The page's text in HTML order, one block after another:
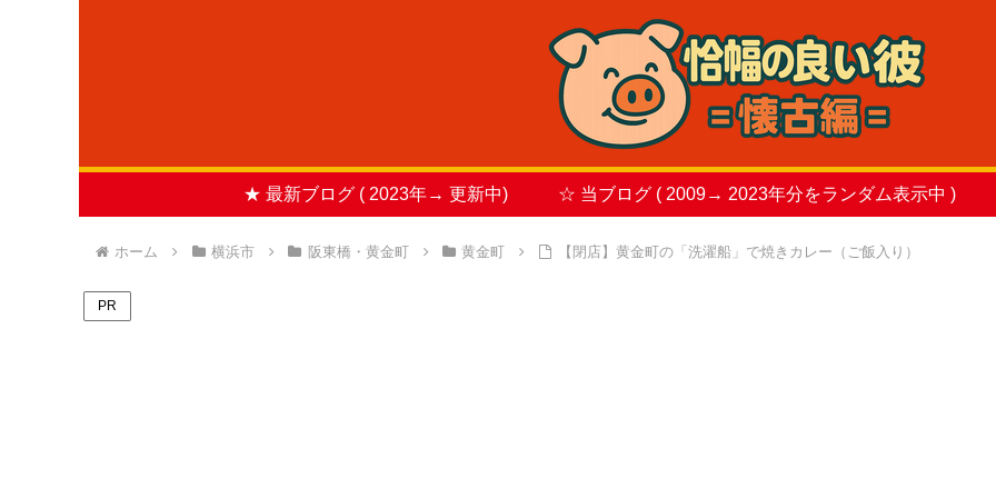
★ 最新ブログ ( 2023年→ 更新中) ☆ 当ブログ ( 2009→ 2023年分をランダム表示中 )
ホーム 横浜市 阪東橋・黄金町 黄金町 【閉店】黄金町の「洗濯船」で焼きカレー（ご飯入り）
PR